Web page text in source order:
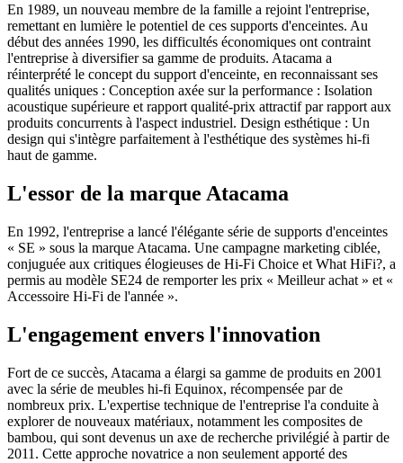
En 1989, un nouveau membre de la famille a rejoint l'entreprise,
remettant en lumière le potentiel de ces supports d'enceintes. Au
début des années 1990, les difficultés économiques ont contraint
l'entreprise à diversifier sa gamme de produits. Atacama a
réinterprété le concept du support d'enceinte, en reconnaissant ses
qualités uniques : Conception axée sur la performance : Isolation
acoustique supérieure et rapport qualité-prix attractif par rapport aux
produits concurrents à l'aspect industriel. Design esthétique : Un
design qui s'intègre parfaitement à l'esthétique des systèmes hi-fi
haut de gamme.
L'essor de la marque Atacama
En 1992, l'entreprise a lancé l'élégante série de supports d'enceintes
« SE » sous la marque Atacama. Une campagne marketing ciblée,
conjuguée aux critiques élogieuses de Hi-Fi Choice et What HiFi?, a
permis au modèle SE24 de remporter les prix « Meilleur achat » et «
Accessoire Hi-Fi de l'année ».
L'engagement envers l'innovation
Fort de ce succès, Atacama a élargi sa gamme de produits en 2001
avec la série de meubles hi-fi Equinox, récompensée par de
nombreux prix. L'expertise technique de l'entreprise l'a conduite à
explorer de nouveaux matériaux, notamment les composites de
bambou, qui sont devenus un axe de recherche privilégié à partir de
2011. Cette approche novatrice a non seulement apporté des